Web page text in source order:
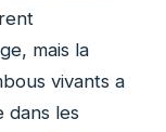
mais la
vivants a
dans les